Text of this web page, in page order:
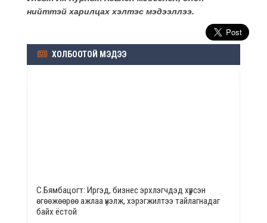
нийттэй харилцах хэлтэс мэдээллээ.
ХОЛБООТОЙ МЭДЭЭ
С.Бямбацогт: Иргэд, бизнес эрхлэгчдэд хүрсэн
өгөөжөөрөө ажлаа үнэлж, хэрэгжилтээ тайлагнадаг
байх ёстой